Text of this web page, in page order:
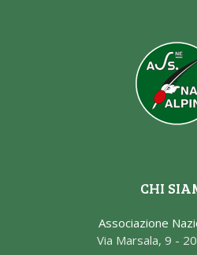
CHI
Associazione
Via Marsala, 9 -